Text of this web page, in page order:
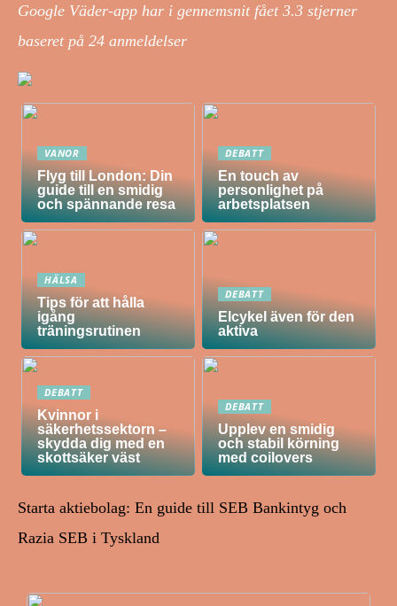
Google Väder-app har i gennemsnit fået 3.3 stjerner
baseret på 24 anmeldelser
VANOR
Flyg till London: Din
guide till en smidig
och spännande resa
DEBATT
En touch av
personlighet på
arbetsplatsen
HÄLSA
Tips för att hålla
igång
träningsrutinen
DEBATT
Elcykel även för den
aktiva
DEBATT
Kvinnor i
säkerhetssektorn –
skydda dig med en
skottsäker väst
DEBATT
Upplev en smidig
och stabil körning
med coilovers
Starta aktiebolag: En guide till SEB Bankintyg och
Razia SEB i Tyskland